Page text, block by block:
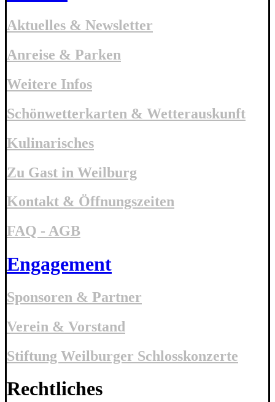
Aktuelles & Newsletter
Anreise & Parken
Weitere Infos
Schönwetterkarten & Wetterauskunft
Kulinarisches
Zu Gast in Weilburg
Kontakt & Öffnungszeiten
FAQ - AGB
Engagement
Sponsoren & Partner
Verein & Vorstand
Stiftung Weilburger Schlosskonzerte
Rechtliches